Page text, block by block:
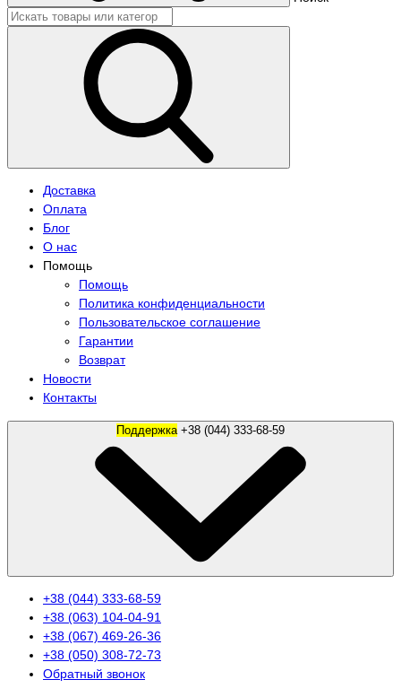
Доставка
Оплата
Блог
О нас
Помощь
Помощь
Политика конфиденциальности
Пользовательское соглашение
Гарантии
Возврат
Новости
Контакты
Поддержка
+38 (044) 333-68-59
+38 (063) 104-04-91
+38 (067) 469-26-36
+38 (050) 308-72-73
Обратный звонок